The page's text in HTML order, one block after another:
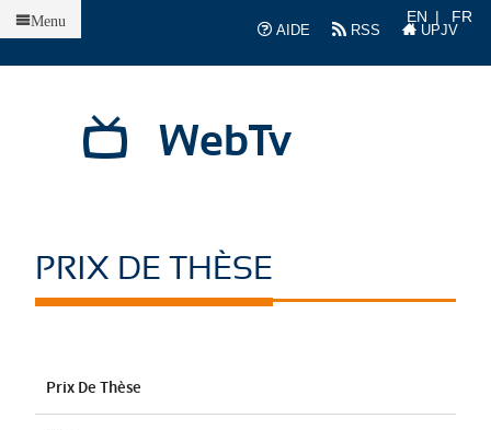
AIDE
RSS UPJV
EN FR
WebTv
Menu
PRIX DE THÈSE
Prix De Thèse